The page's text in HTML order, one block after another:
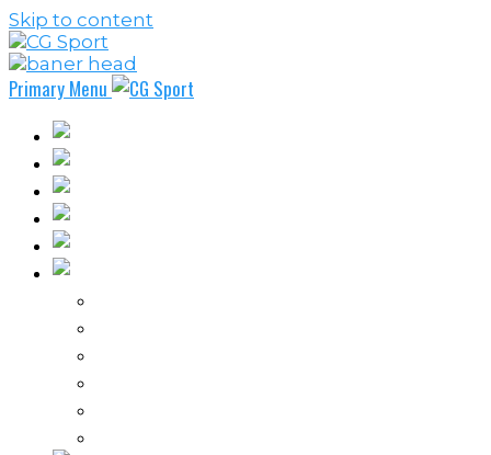
Skip to content
Primary Menu